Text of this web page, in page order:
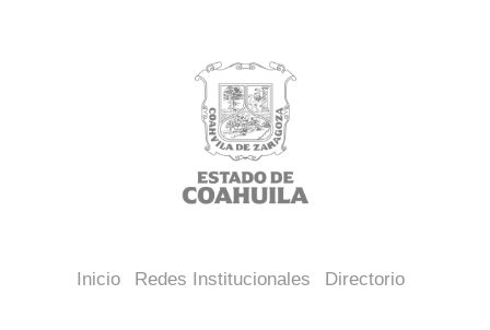
Inicio Redes Institucionales Directorio